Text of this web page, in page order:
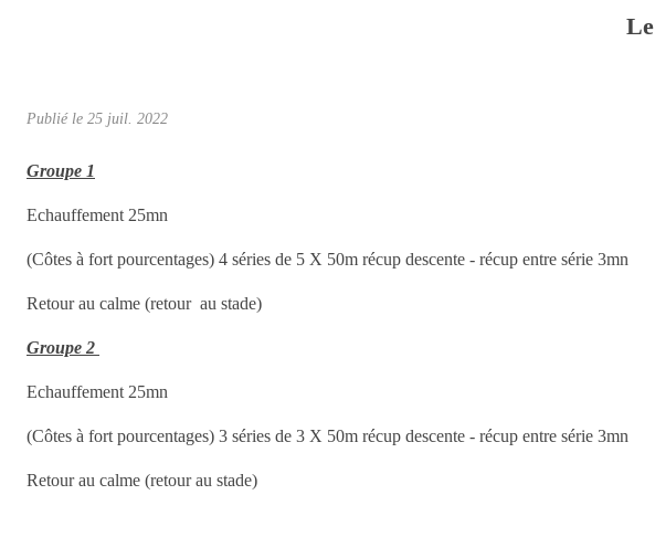
Le
Publié le 25 juil. 2022
Groupe 1
Echauffement 25mn
(Côtes à fort pourcentages) 4 séries de 5 X 50m récup descente - récup entre série 3mn
Retour au calme (retour au stade)
Groupe 2
Echauffement 25mn
(Côtes à fort pourcentages) 3 séries de 3 X 50m récup descente - récup entre série 3mn
Retour au calme (retour au stade)